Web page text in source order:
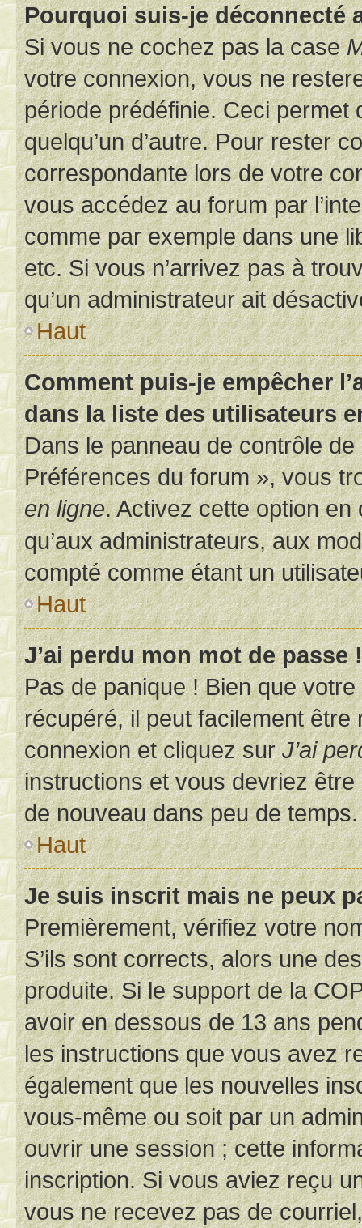
Pourquoi suis-je déconnecté
Si vous ne cochez pas la case
votre connexion, vous ne
période prédéfinie. Ceci permet
quelqu’un d’autre. Pour rester
correspondante lors de votre
vous accédez au forum par
comme par exemple dans une
etc. Si vous n’arrivez pas à
qu’un administrateur ait
Haut
Comment puis-je empêcher
dans la liste des utilisateurs
Dans le panneau de contrôle
Préférences du forum », vous
en ligne. Activez cette option
qu’aux administrateurs, aux
compté comme étant un
Haut
J’ai perdu mon mot de passe !
Pas de panique ! Bien que
récupéré, il peut facilement
connexion et cliquez surJ’ai
instructions et vous devriez
de nouveau dans peu de temps.
Haut
Je suis inscrit mais ne peux
Premièrement, vérifiez votre
S’ils sont corrects, alors une
produite. Si le support de la
avoir en dessous de 13 ans
les instructions que vous avez
également que les nouvelles
vous-même ou soit par un
ouvrir une session ; cette
inscription. Si vous aviez reçu
vous ne recevez pas de